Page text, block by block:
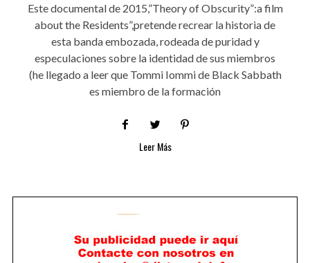
Este documental de 2015,”Theory of Obscurity”:a film
about the Residents”,pretende recrear la historia de
esta banda embozada, rodeada de puridad y
especulaciones sobre la identidad de sus miembros
(he llegado a leer que Tommi Iommi de Black Sabbath
es miembro de la formación
Leer Más